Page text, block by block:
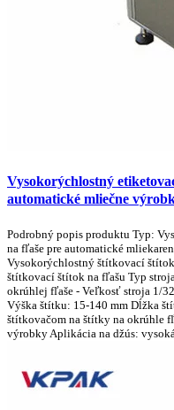
Vysokorýchlostný
automatické mliečne
Podrobný popis produktu Typ:
na fľaše pre automatické
Vysokorýchlostný štítkovací
štítkovací štítok na fľašu Typ
okrúhlej fľaše - Veľkosť stroja 1/
Výška štítku: 15-140 mm Dĺžka
štítkovačom na štítky na okrúhle
výrobky Aplikácia na džús: vysoká